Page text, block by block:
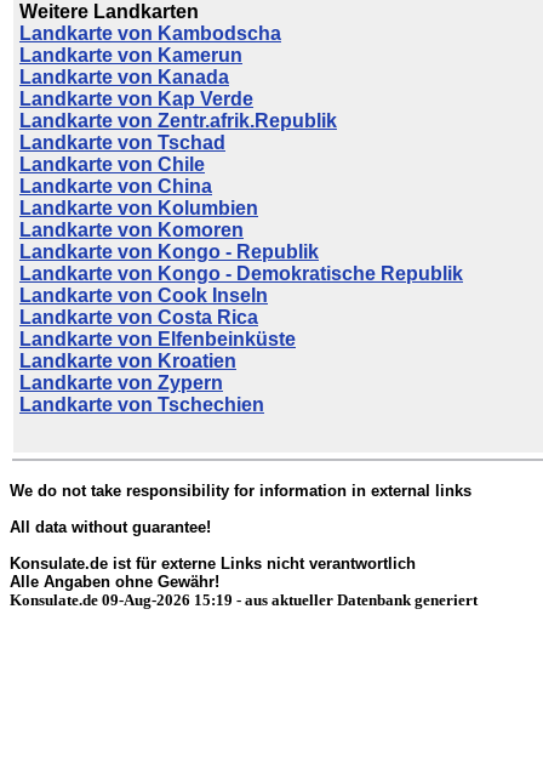
Weitere Landkarten
Landkarte von Kambodscha
Landkarte von Kamerun
Landkarte von Kanada
Landkarte von Kap Verde
Landkarte von Zentr.afrik.Republik
Landkarte von Tschad
Landkarte von Chile
Landkarte von China
Landkarte von Kolumbien
Landkarte von Komoren
Landkarte von Kongo - Republik
Landkarte von Kongo - Demokratische Republik
Landkarte von Cook Inseln
Landkarte von Costa Rica
Landkarte von Elfenbeinküste
Landkarte von Kroatien
Landkarte von Zypern
Landkarte von Tschechien
We do not take responsibility for information in external links
All data without guarantee!
Konsulate.de ist für externe Links nicht verantwortlich
Alle Angaben ohne Gewähr!
Konsulate.de 09-Aug-2026 15:19 - aus aktueller Datenbank generiert